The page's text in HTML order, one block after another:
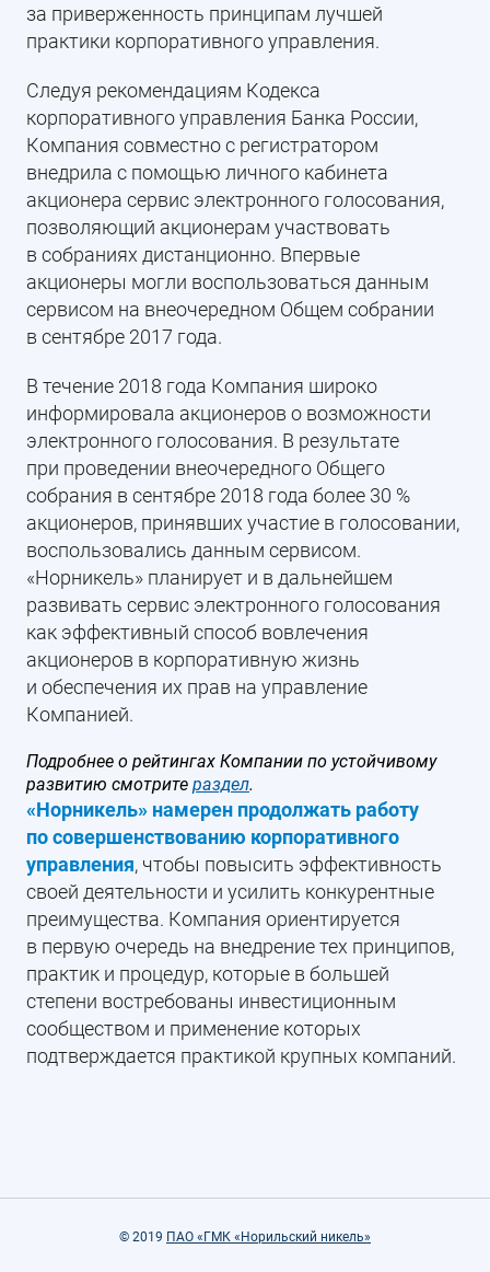
за приверженность принципам лучшей
практики корпоративного управления.
Следуя рекомендациям Кодекса
корпоративного управления Банка России,
Компания совместно с регистратором
внедрила с помощью личного кабинета
акционера сервис электронного голосования,
позволяющий акционерам участвовать
в собраниях дистанционно. Впервые
акционеры могли воспользоваться данным
сервисом на внеочередном Общем собрании
в сентябре 2017 года.
В течение 2018 года Компания широко
информировала акционеров о возможности
электронного голосования. В результате
при проведении внеочередного Общего
собрания в сентябре 2018 года более 30 %
акционеров, принявших участие в голосовании,
воспользовались данным сервисом.
«Норникель» планирует и в дальнейшем
развивать сервис электронного голосования
как эффективный способ вовлечения
акционеров в корпоративную жизнь
и обеспечения их прав на управление
Компанией.
Подробнее о рейтингах Компании по устойчивому
развитию смотрите раздел.
«Норникель» намерен продолжать работу
по совершенствованию корпоративного
управления, чтобы повысить эффективность
своей деятельности и усилить конкурентные
преимущества. Компания ориентируется
в первую очередь на внедрение тех принципов,
практик и процедур, которые в большей
степени востребованы инвестиционным
сообществом и применение которых
подтверждается практикой крупных компаний.
© 2019 ПАО «ГМК «Норильский никель»